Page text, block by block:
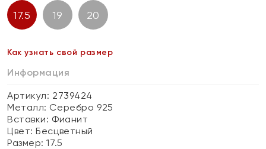
17.5 19 20
Как узнать свой размер
Информация
Артикул: 2739424
Металл: Серебро 925
Вставки: Фианит
Цвет:Бесцветный
Размер:17.5